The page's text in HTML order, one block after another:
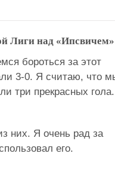
Лиги над
бороться за этот
3-0. Я считаю, что
три прекрасных гола.
них. Я очень рад за
его.